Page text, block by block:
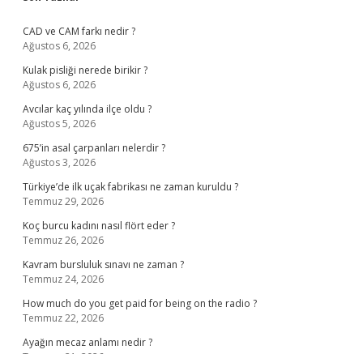
Sidebar
CAD ve CAM farkı nedir ?
Ağustos 6, 2026
Kulak pisliği nerede birikir ?
Ağustos 6, 2026
Avcılar kaç yılında ilçe oldu ?
Ağustos 5, 2026
675’in asal çarpanları nelerdir ?
Ağustos 3, 2026
Türkiye’de ilk uçak fabrikası ne zaman kuruldu ?
Temmuz 29, 2026
Koç burcu kadını nasıl flört eder ?
Temmuz 26, 2026
Kavram bursluluk sınavı ne zaman ?
Temmuz 24, 2026
How much do you get paid for being on the radio ?
Temmuz 22, 2026
Ayağın mecaz anlamı nedir ?